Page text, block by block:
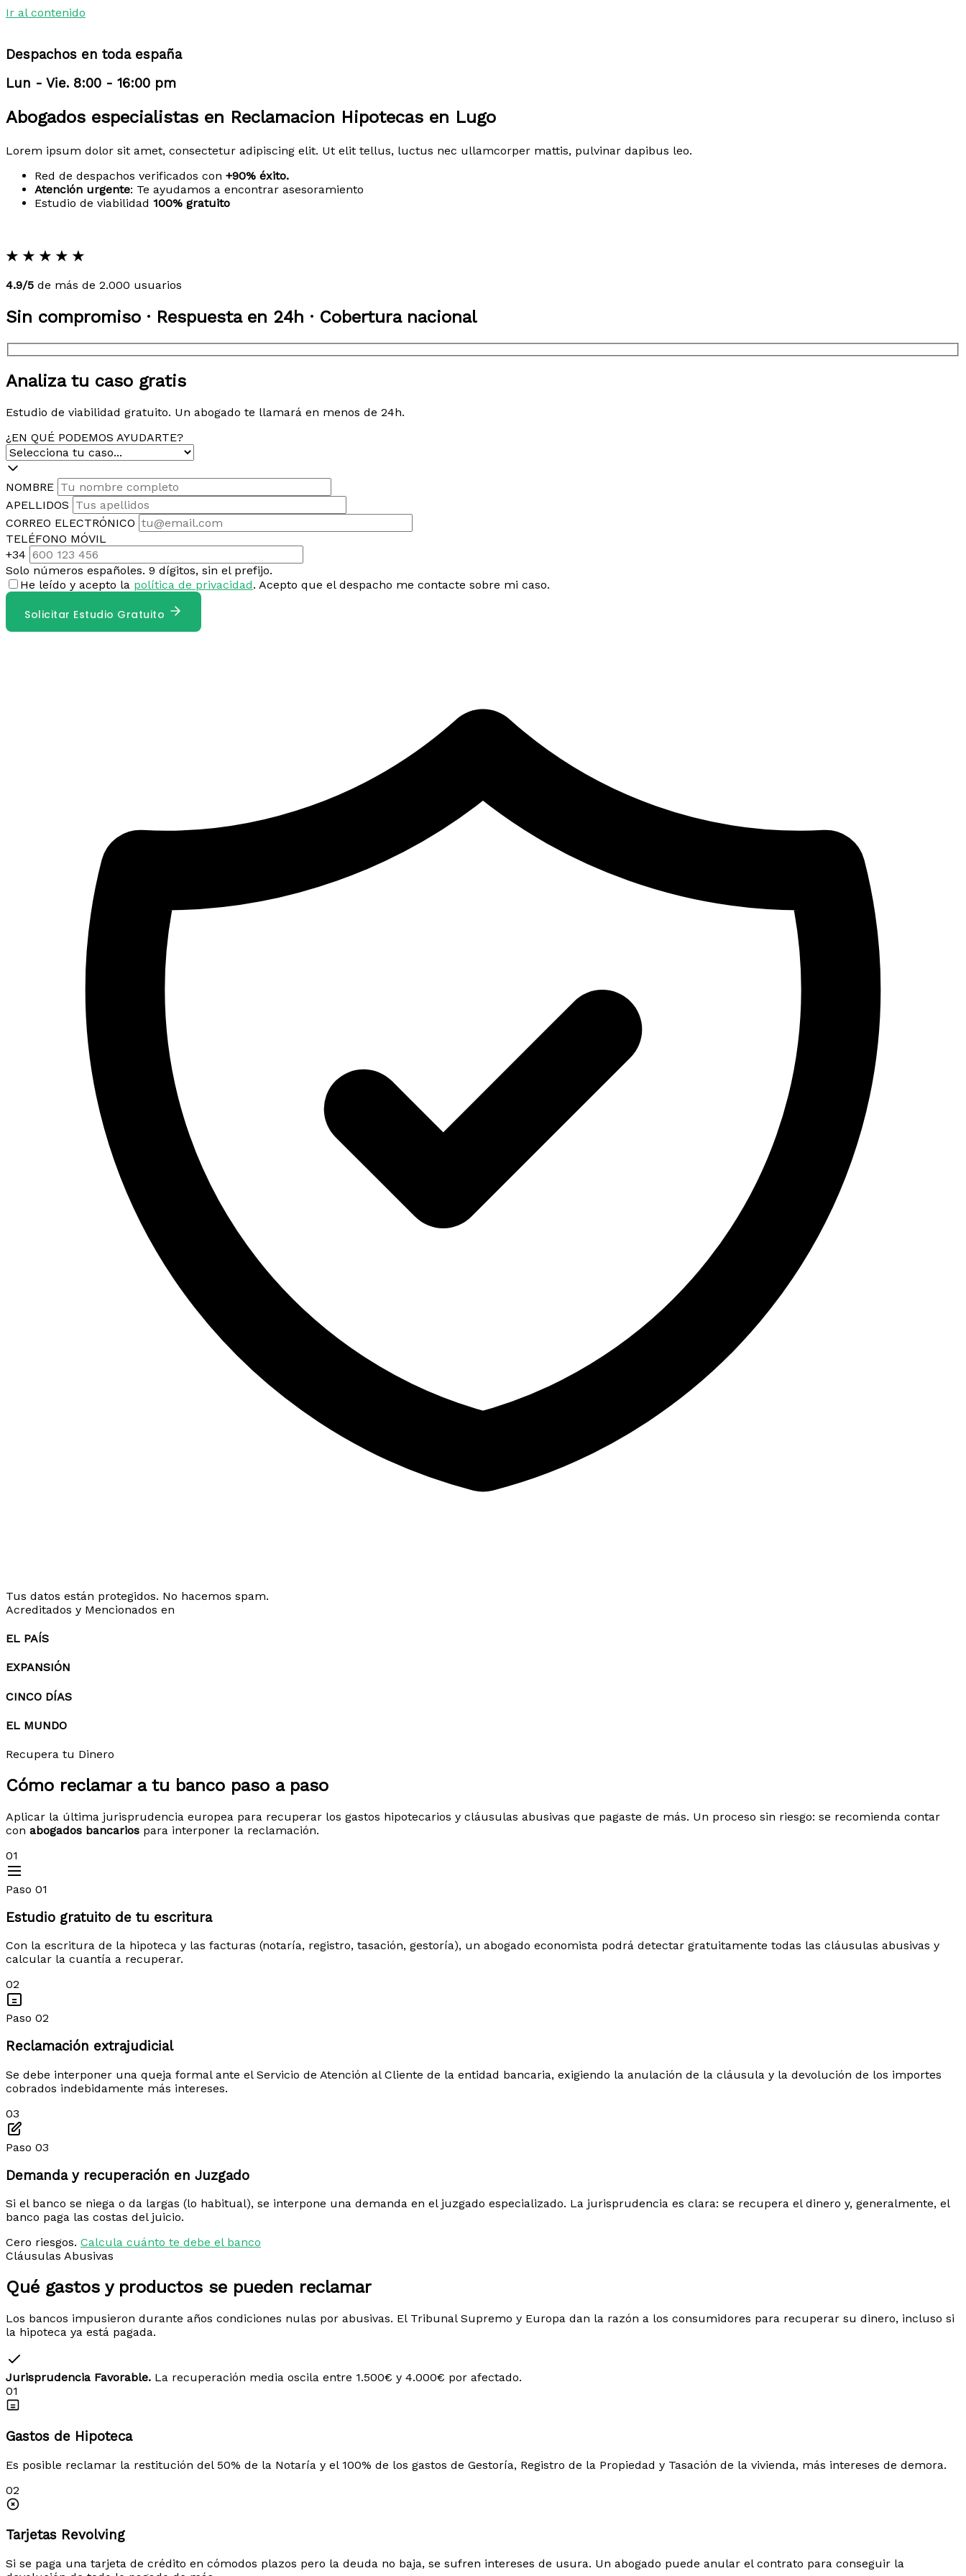
Ir al contenido
Despachos en toda españa
Lun - Vie. 8:00 - 16:00 pm
Abogados especialistas en Reclamacion Hipotecas en Lugo
Lorem ipsum dolor sit amet, consectetur adipiscing elit. Ut elit tellus, luctus nec ullamcorper mattis, pulvinar dapibus leo.
Red de despachos verificados con +90% éxito.
Atención urgente: Te ayudamos a encontrar asesoramiento
Estudio de viabilidad 100% gratuito
★ ★ ★ ★ ★
4.9/5 de más de 2.000 usuarios
Sin compromiso · Respuesta en 24h · Cobertura nacional
Analiza tu caso gratis
Estudio de viabilidad gratuito. Un abogado te llamará en menos de 24h.
¿EN QUÉ PODEMOS AYUDARTE?
NOMBRE
APELLIDOS
CORREO ELECTRÓNICO
TELÉFONO MÓVIL
+34
Solo números españoles. 9 dígitos, sin el prefijo.
He leído y acepto la política de privacidad. Acepto que el despacho me contacte sobre mi caso.
Solicitar Estudio Gratuito
Tus datos están protegidos. No hacemos spam.
Acreditados y Mencionados en
EL PAÍS
EXPANSIÓN
CINCO DÍAS
EL MUNDO
Recupera tu Dinero
Cómo reclamar a tu banco paso a paso
Aplicar la última jurisprudencia europea para recuperar los gastos hipotecarios y cláusulas abusivas que pagaste de más. Un proceso sin riesgo: se recomienda contar
con abogados bancarios para interponer la reclamación.
01
Paso 01
Estudio gratuito de tu escritura
Con la escritura de la hipoteca y las facturas (notaría, registro, tasación, gestoría), un abogado economista podrá detectar gratuitamente todas las cláusulas abusivas y
calcular la cuantía a recuperar.
02
Paso 02
Reclamación extrajudicial
Se debe interponer una queja formal ante el Servicio de Atención al Cliente de la entidad bancaria, exigiendo la anulación de la cláusula y la devolución de los importes
cobrados indebidamente más intereses.
03
Paso 03
Demanda y recuperación en Juzgado
Si el banco se niega o da largas (lo habitual), se interpone una demanda en el juzgado especializado. La jurisprudencia es clara: se recupera el dinero y, generalmente, el
banco paga las costas del juicio.
Cero riesgos. Calcula cuánto te debe el banco
Cláusulas Abusivas
Qué gastos y productos se pueden reclamar
Los bancos impusieron durante años condiciones nulas por abusivas. El Tribunal Supremo y Europa dan la razón a los consumidores para recuperar su dinero, incluso si
la hipoteca ya está pagada.
Jurisprudencia Favorable. La recuperación media oscila entre 1.500€ y 4.000€ por afectado.
01
Gastos de Hipoteca
Es posible reclamar la restitución del 50% de la Notaría y el 100% de los gastos de Gestoría, Registro de la Propiedad y Tasación de la vivienda, más intereses de demora.
02
Tarjetas Revolving
Si se paga una tarjeta de crédito en cómodos plazos pero la deuda no baja, se sufren intereses de usura. Un abogado puede anular el contrato para conseguir la